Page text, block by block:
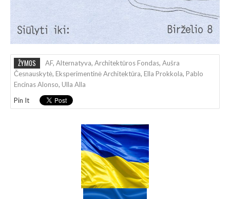
ŽYMOS AF, Alternatyva, Architektūros Fondas, Aušra
Česnauskytė, Eksperimentinė Architektūra, Ella Prokkola, Pablo
Encinas Alonso, Ulla Alla
Pin It